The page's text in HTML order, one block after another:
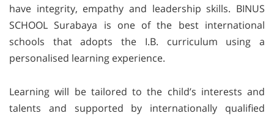
have integrity, empathy and leadership skills. BINUS
SCHOOL Surabaya is one of the best international
schools that adopts the I.B. curriculum using a
personalised learning experience.
Learning will be tailored to the child’s interests and
talents and supported by internationally qualified